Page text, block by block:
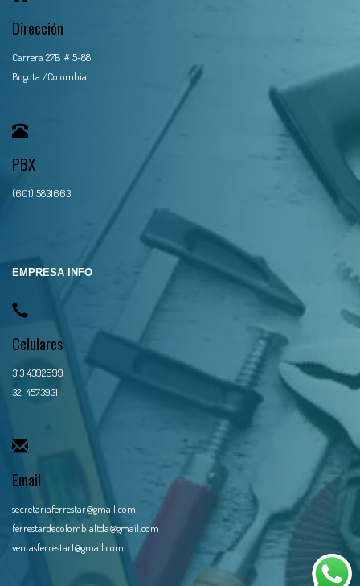
Dirección
Carrera 27B # 5-88
Bogota /Colombia
PBX
(601) 5831663
EMPRESA INFO
Celulares
313 4392699
321 4573931
Email
secretariaferrestar@gmail.com
ferrestardecolombialtda@gmail.com
ventasferrestar1@gmail.com